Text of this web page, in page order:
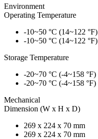
Environment
Operating Temperature
-10~50 °C (14~122 °F)
-10~50 °C (14~122 °F)
Storage Temperature
-20~70 °C (-4~158 °F)
-20~70 °C (-4~158 °F)
Mechanical
Dimension (W x H x D)
269 x 224 x 70 mm
269 x 224 x 70 mm